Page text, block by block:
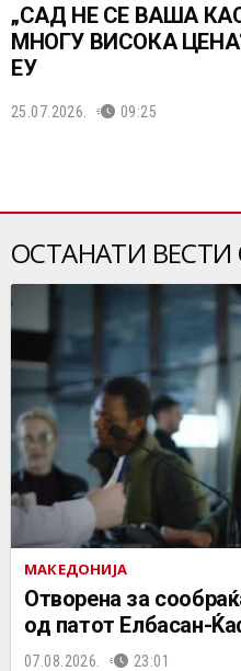
„САД НЕ СЕ ВАША
МНОГУ ВИСОКА
ЕУ
25.07.2026. 09:25
ОСТАНАТИ
МАКЕДОНИЈА
Отворена за
од патот Елбасан-
07.08.2026. 23:01